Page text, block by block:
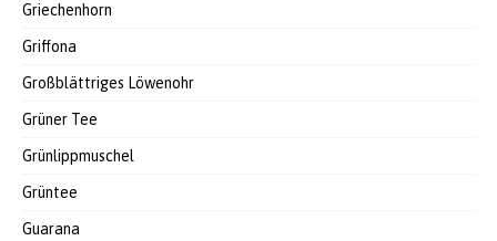
Griechenhorn
Griffona
Großblättriges Löwenohr
Grüner Tee
Grünlippmuschel
Grüntee
Guarana